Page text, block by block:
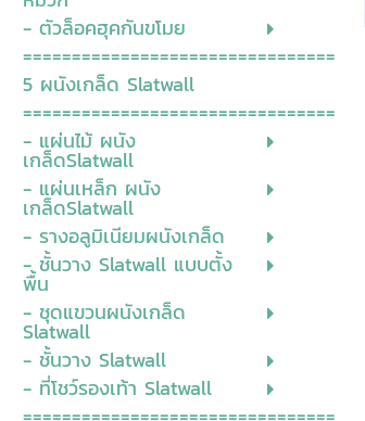
- ตัวล็อคฮุคกันขโมย
================================
5 ผนังเกล็ด Slatwall
================================
- แผ่นไม้ ผนัง
เกล็ดSlatwall
- แผ่นเหล็ก ผนัง
เกล็ดSlatwall
- รางอลูมิเนียมผนังเกล็ด
- ชั้นวาง Slatwall แบบตั้ง
พื้น
- ชุดแขวนผนังเกล็ด
Slatwall
- ชั้นวาง Slatwall
- ที่โชว์รองเท้า Slatwall